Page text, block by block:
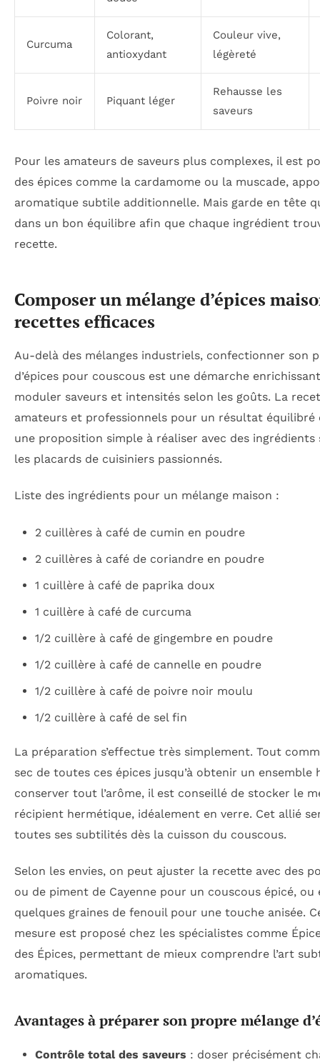
Curcuma
Colorant,
antioxydant
Couleur vive,
légèreté
Poivre noir Piquant léger
Rehausse les
saveurs
Pour les amateurs de saveurs plus complexes, il est
des épices comme la cardamome ou la muscade,
aromatique subtile additionnelle. Mais garde en tête
dans un bon équilibre afin que chaque ingrédient
recette.
Composer un mélange d’épices
recettes efficaces
Au-delà des mélanges industriels, confectionner son
d’épices pour couscous est une démarche
moduler saveurs et intensités selon les goûts. La
amateurs et professionnels pour un résultat équilibré
une proposition simple à réaliser avec des
les placards de cuisiniers passionnés.
Liste des ingrédients pour un mélange maison :
2 cuillères à café de cumin en poudre
2 cuillères à café de coriandre en poudre
1 cuillère à café de paprika doux
1 cuillère à café de curcuma
1/2 cuillère à café de gingembre en poudre
1/2 cuillère à café de cannelle en poudre
1/2 cuillère à café de poivre noir moulu
1/2 cuillère à café de sel fin
La préparation s’effectue très simplement. Tout
sec de toutes ces épices jusqu’à obtenir un ensemble
conserver tout l’arôme, il est conseillé de stocker le
récipient hermétique, idéalement en verre. Cet allié
toutes ses subtilités dès la cuisson du couscous.
Selon les envies, on peut ajuster la recette avec des
ou de piment de Cayenne pour un couscous épicé,
quelques graines de fenouil pour une touche anisée.
mesure est proposé chez les spécialistes comme
des Épices, permettant de mieux comprendre l’art
aromatiques.
Avantages à préparer son propre mélange
Contrôle total des saveurs : doser précisément